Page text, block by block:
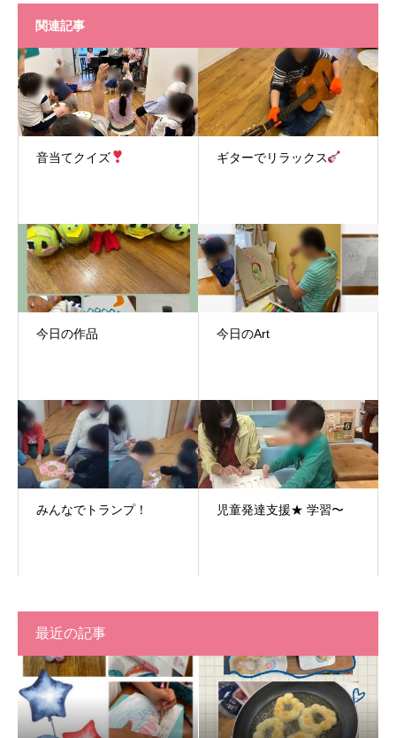
関連記事
音当てクイズ ギターでリラックス
今日の作品 今日のArt
みんなでトランプ！ 児童発達支援★ 学習〜
最近の記事